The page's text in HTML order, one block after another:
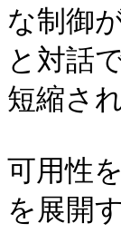
な制御
と対話
短縮さ
可用性
を展開